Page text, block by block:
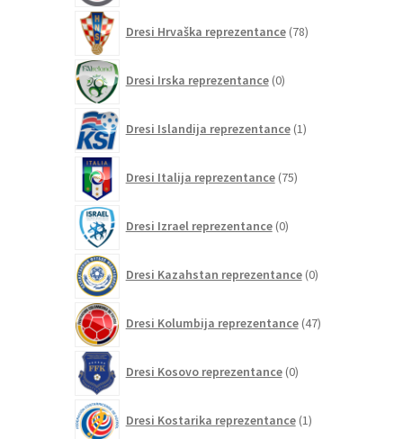
Dresi Hrvaška reprezentance 78izdelkov
Dresi Irska reprezentance 0izdelkov
Dresi Islandija reprezentance 1izdelek
Dresi Italija reprezentance 75izdelkov
Dresi Izrael reprezentance 0izdelkov
Dresi Kazahstan reprezentance 0izdelkov
Dresi Kolumbija reprezentance 47izdelkov
Dresi Kosovo reprezentance 0izdelkov
Dresi Kostarika reprezentance 1izdelek